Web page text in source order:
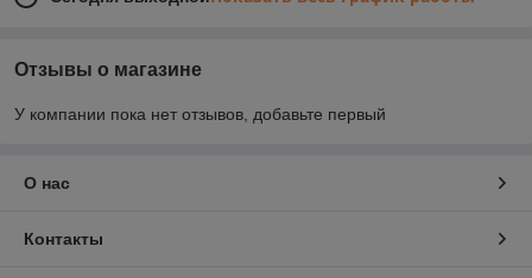
Отзывы о магазине
У компании пока нет отзывов, добавьте первый
О нас
Контакты